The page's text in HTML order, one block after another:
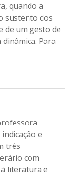
quando a
sustento dos
de um gesto de
Para
e
três
com
literatura e